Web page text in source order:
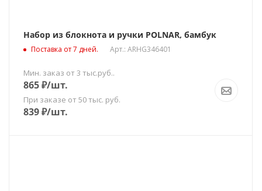
Набор из блокнота и ручки POLNAR, бамбук
Поставка от 7 дней. Арт.: ARHG346401
Мин. заказ от 3 тыс.руб..
865₽/шт.
При заказе от 50 тыс. руб.
839₽/шт.